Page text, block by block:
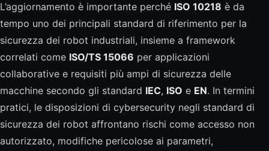
L’aggiornamento è importante perché ISO 10218 è da
tempo uno dei principali standard di riferimento per la
sicurezza dei robot industriali, insieme a framework
correlati come ISO/TS 15066 per applicazioni
collaborative e requisiti più ampi di sicurezza delle
macchine secondo gli standard IEC, ISO e EN. In termini
pratici, le disposizioni di cybersecurity negli standard di
sicurezza dei robot affrontano rischi come accesso non
autorizzato, modifiche pericolose ai parametri,